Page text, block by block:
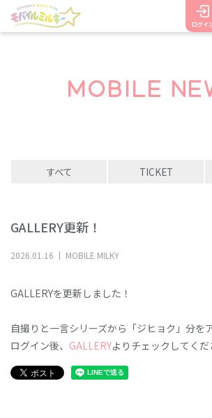
ログイ
MOBILE
すべて TICKET
GALLERY更新！
2026.01 .16 MOBILE MILKY
GALLERYを更新しました！
自撮りと一言シリーズから「ジヒョク」分を
ログイン後、 GALLERYよりチェックしてく